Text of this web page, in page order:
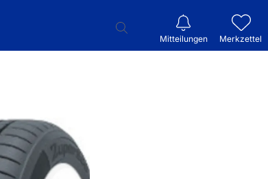
Mitteilungen Merkzettel